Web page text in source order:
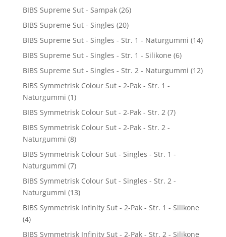
BIBS Supreme Sut - Sampak (26)
BIBS Supreme Sut - Singles (20)
BIBS Supreme Sut - Singles - Str. 1 - Naturgummi (14)
BIBS Supreme Sut - Singles - Str. 1 - Silikone (6)
BIBS Supreme Sut - Singles - Str. 2 - Naturgummi (12)
BIBS Symmetrisk Colour Sut - 2-Pak - Str. 1 -
Naturgummi (1)
BIBS Symmetrisk Colour Sut - 2-Pak - Str. 2 (7)
BIBS Symmetrisk Colour Sut - 2-Pak - Str. 2 -
Naturgummi (8)
BIBS Symmetrisk Colour Sut - Singles - Str. 1 -
Naturgummi (7)
BIBS Symmetrisk Colour Sut - Singles - Str. 2 -
Naturgummi (13)
BIBS Symmetrisk Infinity Sut - 2-Pak - Str. 1 - Silikone
(4)
BIBS Symmetrisk Infinity Sut - 2-Pak - Str. 2 - Silikone